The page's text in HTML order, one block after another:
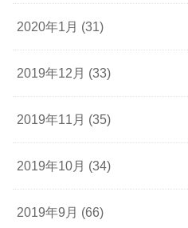
2020年1月 (31)
2019年12月 (33)
2019年11月 (35)
2019年10月 (34)
2019年9月 (66)